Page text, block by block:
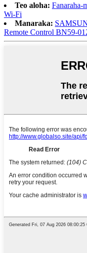
Teo aloha: Fanaraha-
Wi-Fi
Manaraka:
Remote Control BN59-